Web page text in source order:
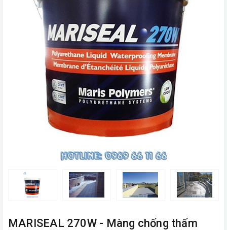
MARISEAL 270W - Màng chống thấm